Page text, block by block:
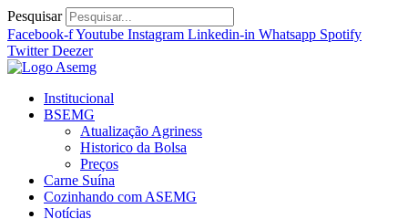
Ir
para
o
conteúdo
Pesquisar
Facebook-fYoutube Instagram Linkedin-in Whatsapp Spotify
Twitter Deezer
Institucional
BSEMG
Atualização Agriness
Historico da Bolsa
Preços
Carne Suína
Cozinhando com ASEMG
Notícias